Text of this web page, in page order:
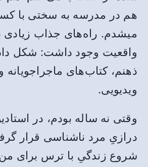
هم در مدرسه به سختی با
میشدم. راه‌های جذاب زیادی
واقعیت وجود داشت: شکل
ذهنم، کتاب‌های ماجراجویانه
ویدیویی.
وقتی نه ساله بودم، در
درازیِ مرد ناشناسی قرار
شروع زندگیِ با ترس برای